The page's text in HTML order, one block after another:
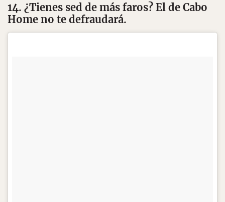
14. ¿Tienes sed de más faros? El de Cabo
Home no te defraudará.